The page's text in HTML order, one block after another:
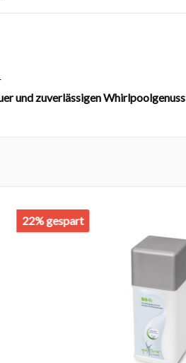
und zuverlässigen Whirlpoolgenuss
22% gespart